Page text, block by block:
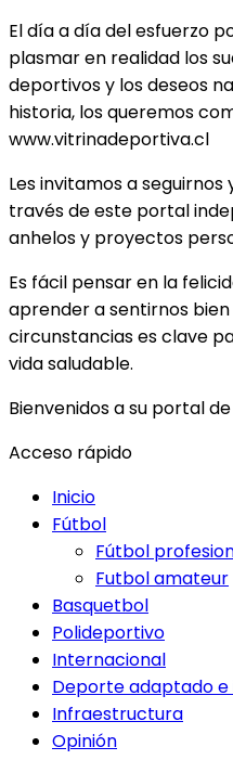
El día a día del esfuerzo
plasmar en realidad los
deportivos y los deseos
historia, los queremos
www.vitrinadeportiva.cl
Les invitamos a
través de este portal
anhelos y proyectos
Es fácil pensar en la
aprender a sentirnos
circunstancias es clave
vida saludable.
Bienvenidos a su portal
Acceso rápido
Inicio
Fútbol
Fútbol
Futbol amateur
Basquetbol
Polideportivo
Internacional
Deporte adaptado e
Infraestructura
Opinión